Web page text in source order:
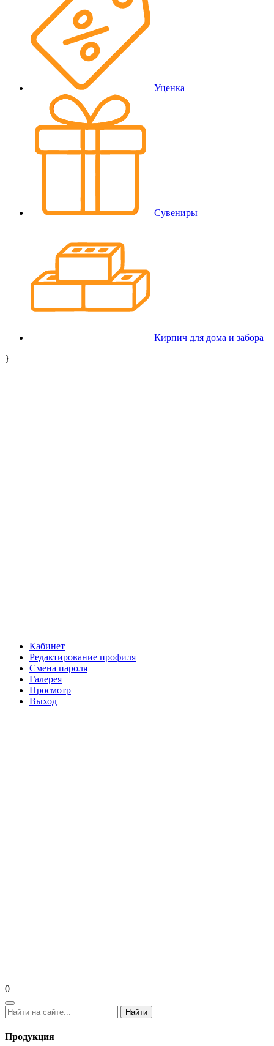
Уценка
Сувениры
Кирпич для дома и забора
}
Кабинет
Редактирование профиля
Смена пароля
Галерея
Просмотр
Выход
0
Найти
Продукция